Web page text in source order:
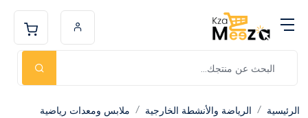
الرئيسية الرياضة والأنشطة الخارجية
ملابس ومعدات رياضية